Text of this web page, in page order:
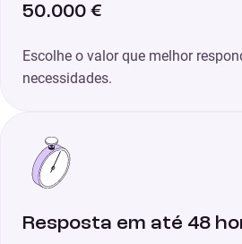
50.000 €
Escolhe o valor que melhor
necessidades.
Resposta em até 48